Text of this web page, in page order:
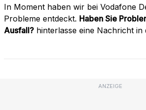
In Moment haben wir bei Vodafone
Probleme entdeckt. Haben Sie
Ausfall? hinterlasse eine Nachricht in
ANZEIGE